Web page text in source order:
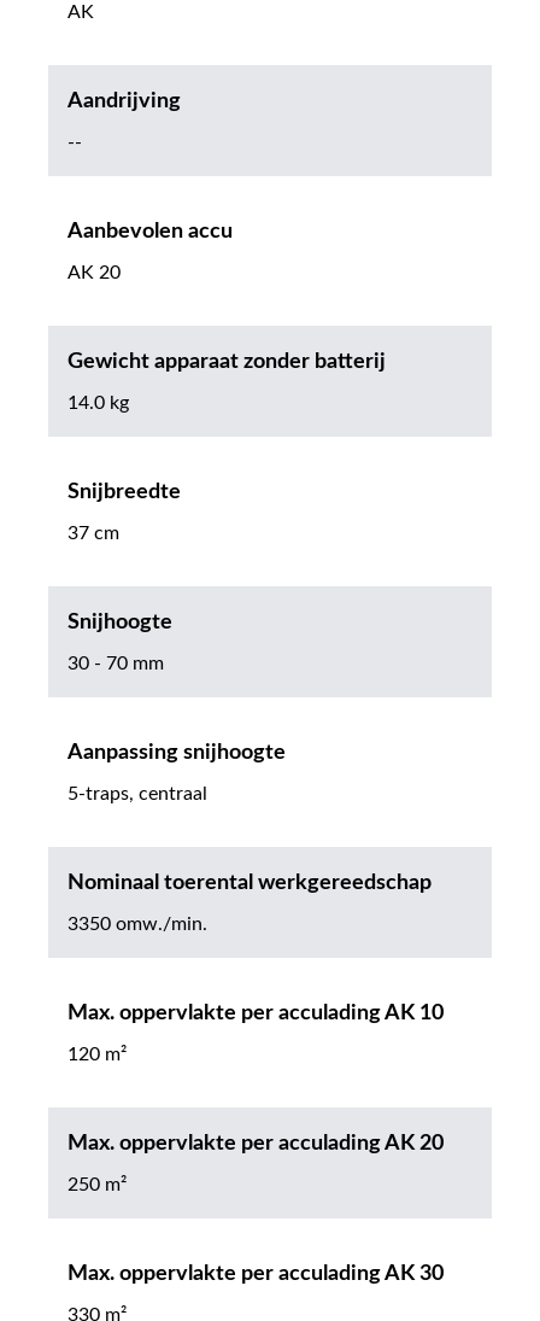
AK
Aandrijving
--
Aanbevolen accu
AK 20
Gewicht apparaat zonder batterij
14.0 kg
Snijbreedte
37 cm
Snijhoogte
30 - 70 mm
Aanpassing snijhoogte
5-traps, centraal
Nominaal toerental werkgereedschap
3350 omw./min.
Max. oppervlakte per acculading AK 10
120 m²
Max. oppervlakte per acculading AK 20
250 m²
Max. oppervlakte per acculading AK 30
330 m²